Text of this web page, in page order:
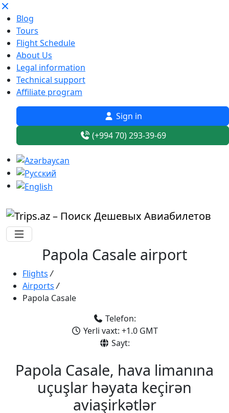
Blog
Tours
Flight Schedule
About Us
Legal information
Technical support
Affiliate program
Sign in
(+994 70) 293-39-69
Papola Casale airport
Flights /
Airports /
Papola Casale
Telefon:
Yerli vaxt: +1.0 GMT
Sayt:
Papola Casale, hava limanına
uçuşlar həyata keçirən
aviaşirkətlər